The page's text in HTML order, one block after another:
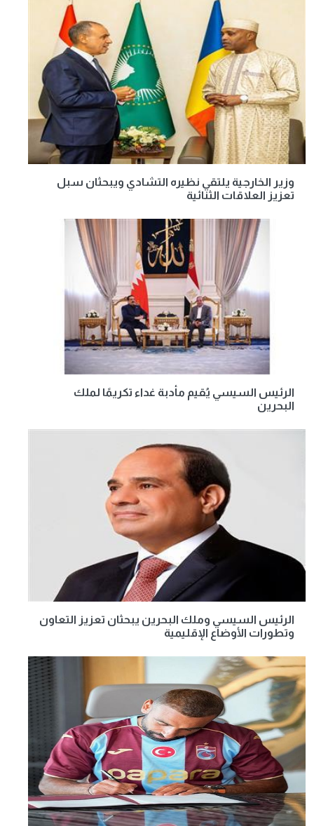
وزير الخارجية يلتقي نظيره التشادي ويبحثان سبل
تعزيز العلاقات الثنائية
الرئيس السيسي يُقيم مأدبة غداء تكريمًا لملك
البحرين
الرئيس السيسي وملك البحرين يبحثان تعزيز التعاون
وتطورات الأوضاع الإقليمية